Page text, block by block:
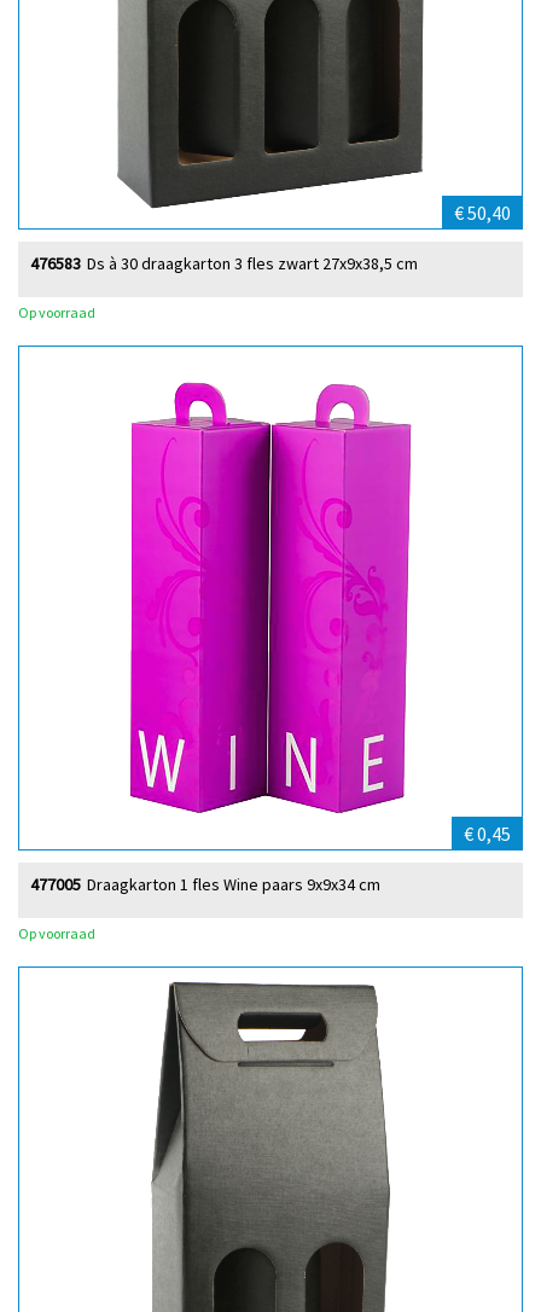
€ 50,40
Ds à 30 draagkarton 3 fles zwart 27x9x38,5 cm
476583
Op voorraad
€ 0,45
Draagkarton 1 fles Wine paars 9x9x34 cm
477005
Op voorraad